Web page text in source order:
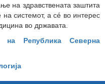
на здравствената заштита
системот, а сé во интерес
во државата.
на Република Северна